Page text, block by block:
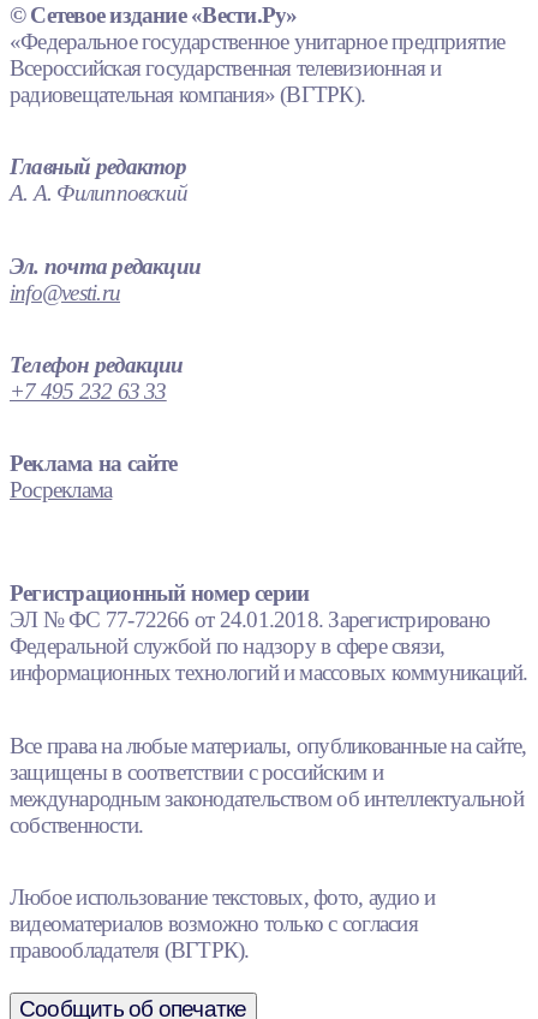
© Сетевое издание «Вести.Ру»
«Федеральное государственное унитарное предприятие
Всероссийская государственная телевизионная и
радиовещательная компания» (ВГТРК).
Главный редактор
А. А. Филипповский
Эл. почта редакции
info@vesti.ru
Телефон редакции
+7 495 232 63 33
Реклама на сайте
Росреклама
Регистрационный номер серии
ЭЛ № ФС 77-72266 от 24.01.2018. Зарегистрировано
Федеральной службой по надзору в сфере связи,
информационных технологий и массовых коммуникаций.
Все права на любые материалы, опубликованные на сайте,
защищены в соответствии с российским и
международным законодательством об интеллектуальной
собственности.
Любое использование текстовых, фото, аудио и
видеоматериалов возможно только с согласия
правообладателя (ВГТРК).
Сообщить об опечатке